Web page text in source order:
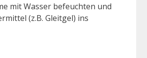
mit Wasser befeuchten und
(z.B. Gleitgel) ins